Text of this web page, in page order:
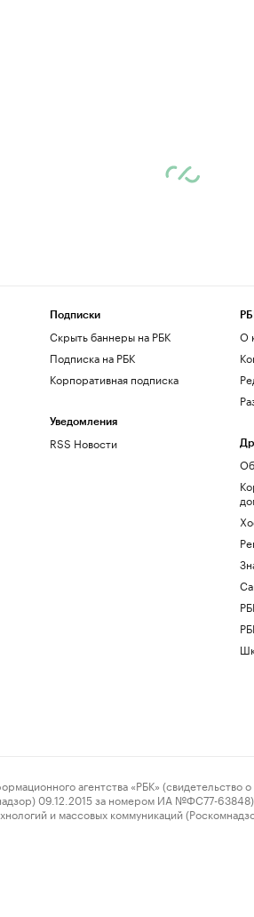
Подписки
Скрыть баннеры на РБК
Подписка на РБК
Корпоративная подписка
Уведомления
RSS Новости
О
агентства «РБК» (свидетельство о
09.12.2015 за номером ИА №ФС77-63848)
и массовых коммуникаций